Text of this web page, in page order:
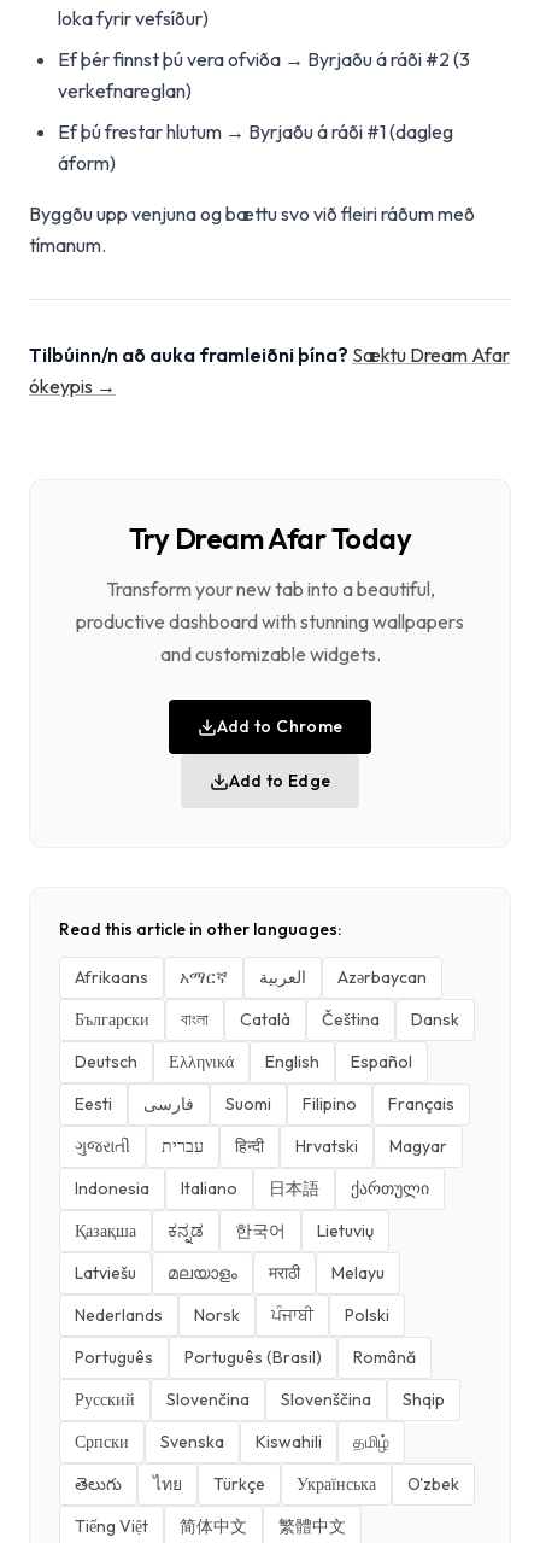
loka fyrir vefsíður)
Ef þér finnst þú vera ofviða → Byrjaðu á ráði #2 (3
verkefnareglan)
Ef þú frestar hlutum → Byrjaðu á ráði #1 (dagleg
áform)
Byggðu upp venjuna og bættu svo við fleiri ráðum með
tímanum.
Tilbúinn/n að auka framleiðni þína? Sæktu Dream Afar
ókeypis →
Try Dream Afar Today
Transform your new tab into a beautiful,
productive dashboard with stunning wallpapers
and customizable widgets.
Add to Chrome
Add to Edge
Read this article in other languages:
Afrikaans አማርኛ العربية
Azərbaycan
Български
বাংলা Català Čeština
Dansk
Deutsch
Ελληνικά English
Español
Eesti
فارسی Suomi Filipino
Français
ગુજરાતી
עברית हिन्दी Hrvatski
Magyar
Indonesia
Italiano 日本語
ქართული
Қазақша
ಕನ್ನಡ 한국어
Lietuvių
Latviešu
മലയാളം मराठी
Melayu
Nederlands
Norsk ਪੰਜਾਬੀ
Polski
Português
Português (Brasil)
Română
Русский
Slovenčina Slovenščina
Shqip
Српски
Svenska Kiswahili
தமிழ்
తెలుగు
ไทย Türkçe Українська
O'zbek
Tiếng Việt
简体中文 繁體中文